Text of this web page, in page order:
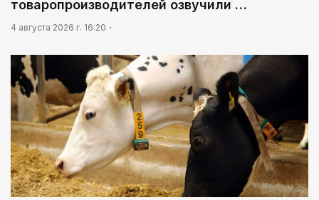
товаропроизводителей озвучили …
4 августа 2026 г. 16:20